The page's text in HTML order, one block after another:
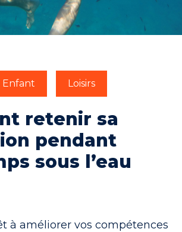
Activ’
RÉSERVER
Enfant Loisirs
retenir sa
pendant
sous l’eau
à améliorer vos compétences